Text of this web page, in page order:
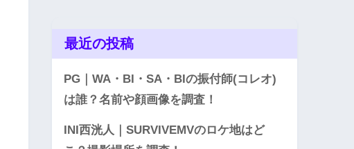
最近の投稿
PG｜WA・BI・SA・BIの振付師(コレオ)
は誰？名前や顔画像を調査！
INI西洸人｜SURVIVEMVのロケ地はど